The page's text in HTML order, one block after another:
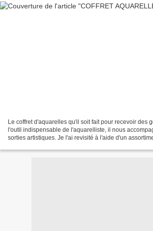
Le coffret d'aquarelles qu'il soit fait pour recevoir des
l'outil indispensable de l'aquarelliste, il nous
sorties artistiques. Je l'ai revisité à l'aide d'un